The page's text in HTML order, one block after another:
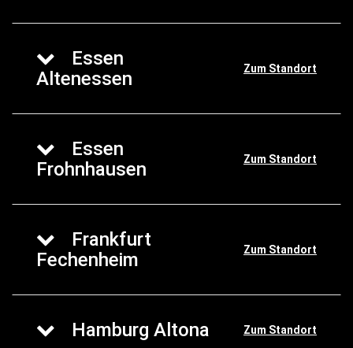
Essen
Altenessen
Zum Standort
Essen
Frohnhausen
Zum Standort
Frankfurt
Fechenheim
Zum Standort
Hamburg Altona Zum Standort